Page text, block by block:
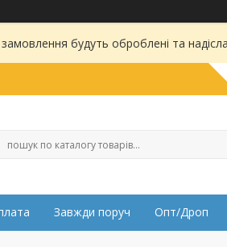
будуть оброблені та
Завжди поруч Опт/Дроп